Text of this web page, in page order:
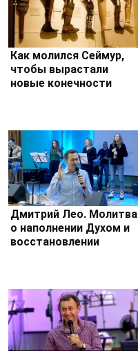
Как молился Сеймур,
чтобы вырастали
новые конечности
Дмитрий Лео. Молитва
о наполнении Духом и
восстановлении